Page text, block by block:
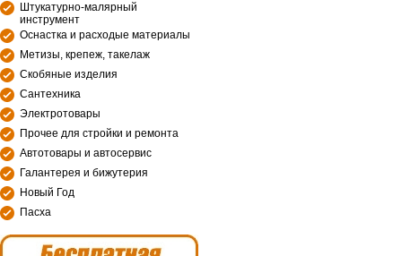
Штукатурно-малярный
инструмент
Оснастка и расходые материалы
Метизы, крепеж, такелаж
Скобяные изделия
Сантехника
Электротовары
Прочее для стройки и ремонта
Автотовары и автосервис
Галантерея и бижутерия
Новый Год
Пасха